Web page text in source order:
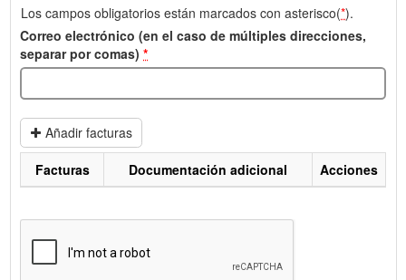
Los campos obligatorios están marcados con asterisco(*).
Correo electrónico (en el caso de múltiples direcciones,
separar por comas) *
Añadir facturas
enviar.
Facturas Documentación adicional Acciones